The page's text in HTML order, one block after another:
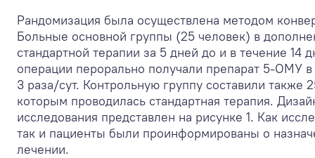
Рандомизация была осуществлена методом
Больные основной группы (25 человек) в
стандартной терапии за 5 дней до и в течение 14
операции перорально получали препарат 5-ОМУ
3 раза/сут. Контрольную группу составили также
которым проводилась стандартная терапия.
исследования представлен на рисунке 1. Как
так и пациенты были проинформированы о
лечении.